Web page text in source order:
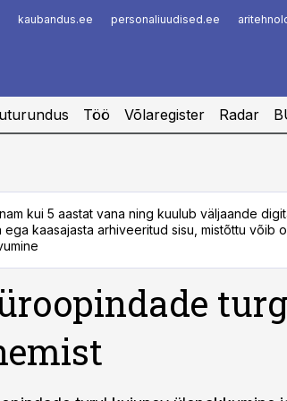
kaubandus.ee personaliuudised.ee
Töö Võlaregister Radar
kui 5 aastat vana ning kuulub väljaande
ega kaasajasta arhiveeritud sisu, mistõttu võib
turg